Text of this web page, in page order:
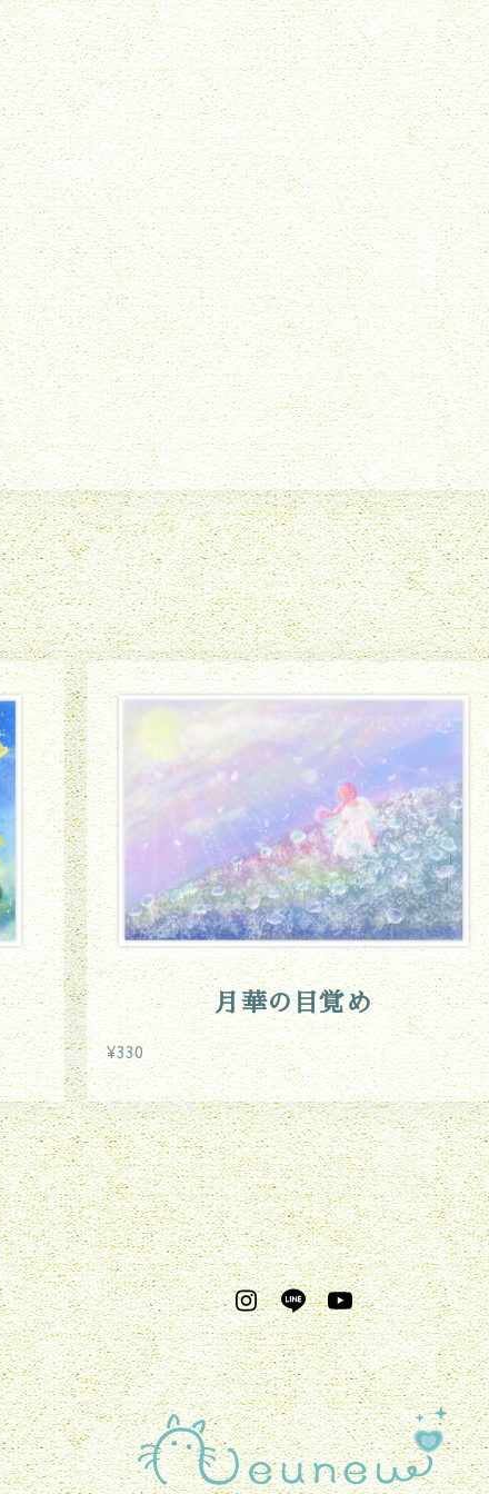
月華の目覚め
¥330